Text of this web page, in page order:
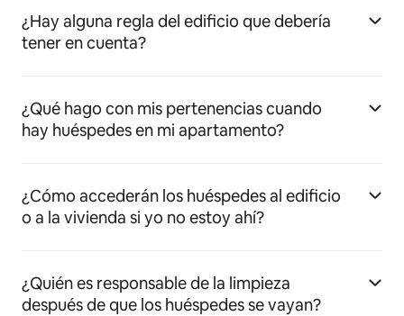
¿Hay alguna regla del edificio que debería
tener en cuenta?
¿Qué hago con mis pertenencias cuando
hay huéspedes en mi apartamento?
¿Cómo accederán los huéspedes al edificio
o a la vivienda si yo no estoy ahí?
¿Quién es responsable de la limpieza
después de que los huéspedes se vayan?